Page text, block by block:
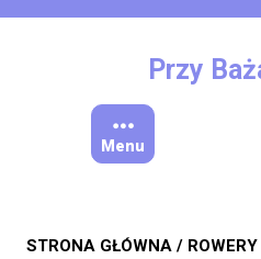
Przy
Menu
STRONA GŁÓWNA / ROWERY